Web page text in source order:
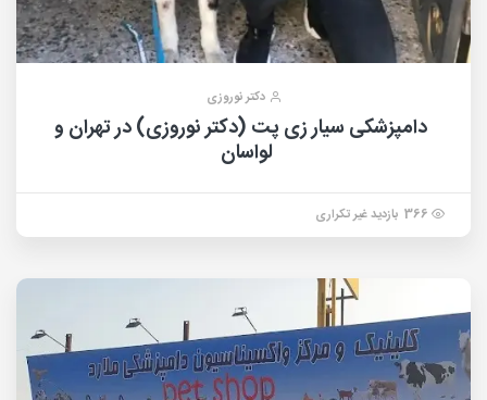
دکتر نوروزی
دامپزشکی سیار زی پت (دکتر نوروزی) در تهران و
لواسان
366 بازدید غیر تکراری